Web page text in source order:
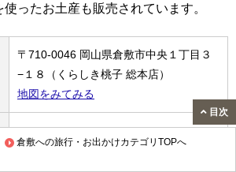
倉敷への旅行・お出かけカテゴリTOPへ
ったお土産も販売されています。
〒710-0046 岡山県倉敷市中央１丁目３
−１８（くらしき桃子 総本店）
地図をみてみる
目次